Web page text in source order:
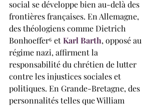
social se développe bien au-delà des
frontières françaises. En Allemagne,
des théologiens comme Dietrich
Bonhoeffer⁶ et Karl Barth, opposé au
régime nazi, affirment la
responsabilité du chrétien de lutter
contre les injustices sociales et
politiques. En Grande-Bretagne, des
personnalités telles que William